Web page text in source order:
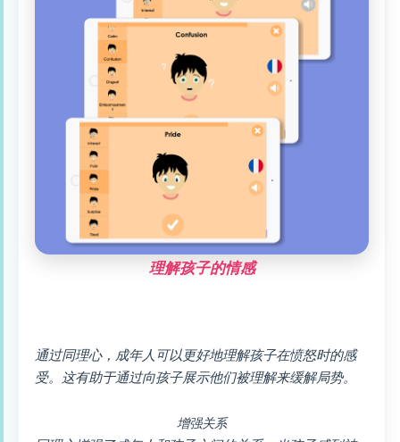
理解孩子的情感
通过同理心，成年人可以更好地理解孩子在愤怒时的感
受。这有助于通过向孩子展示他们被理解来缓解局势。
增强关系